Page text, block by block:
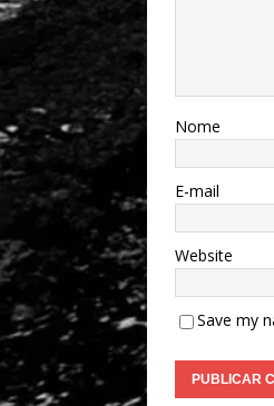
Nome
E-mail
Website
Save my